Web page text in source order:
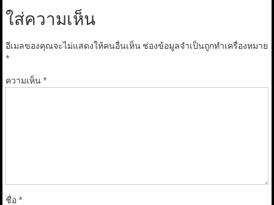
ใส่ความเห็น
อีเมลของคุณจะไม่แสดงให้คนอื่นเห็น ช่องข้อมูลจำเป็นถูกทำเครื่องหมาย
*
ความเห็น*
ชื่อ*